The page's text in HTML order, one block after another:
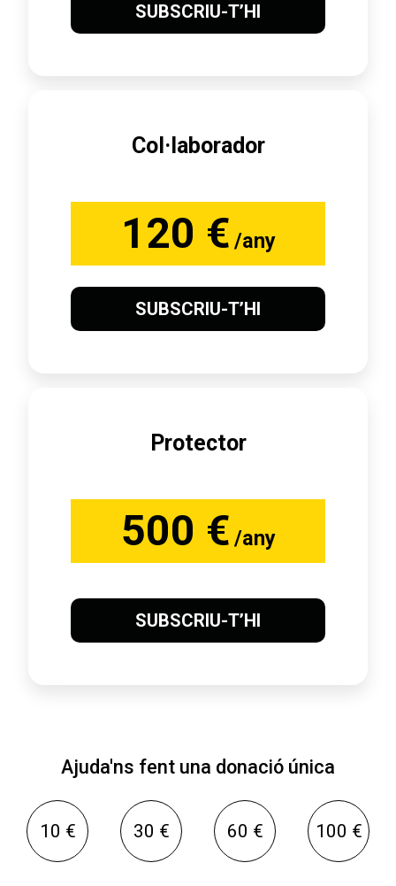
SUBSCRIU-T’HI
Col·laborador
120 € /any
SUBSCRIU-T’HI
Protector
500 € /any
SUBSCRIU-T’HI
Ajuda'ns fent una donació única
10 € 30 € 60 € 100 €